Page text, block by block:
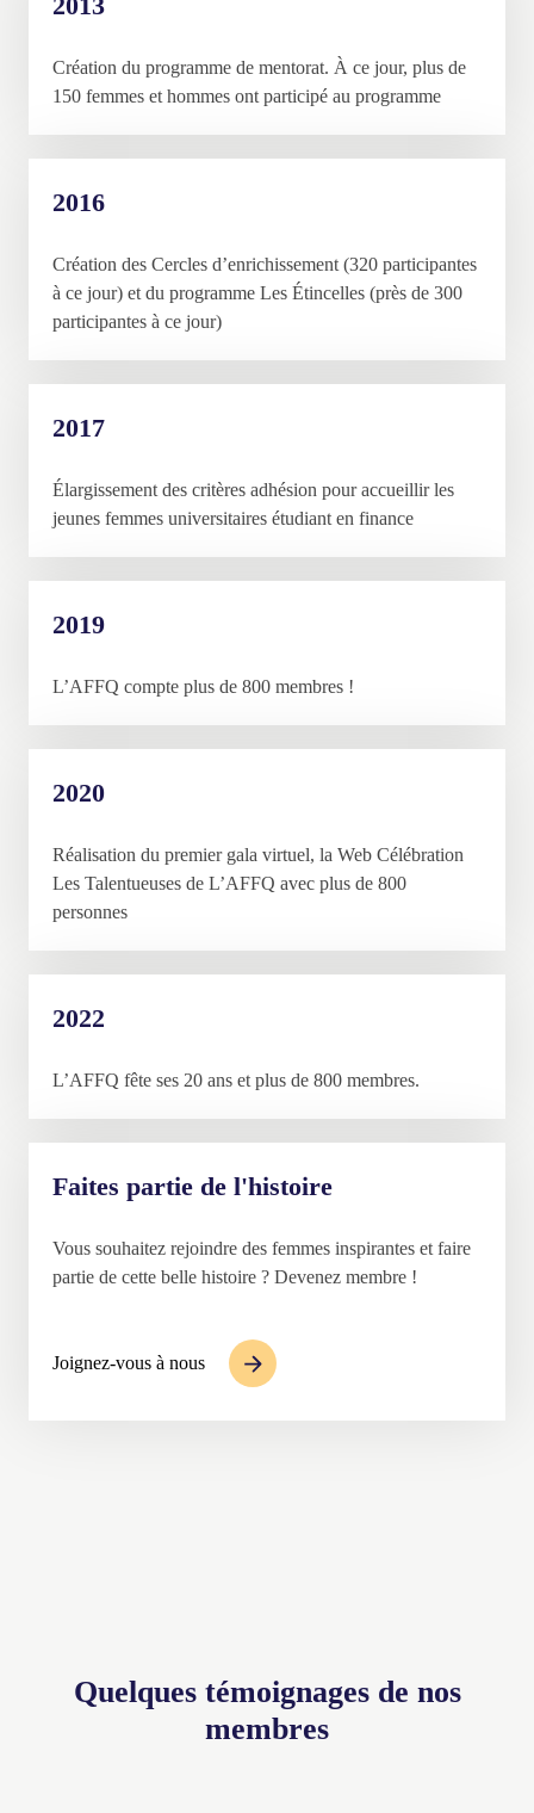
Création du programme de mentorat. À ce jour, plus de
150 femmes et hommes ont participé au programme
2016
Création des Cercles d’enrichissement (320 participantes
à ce jour) et du programme Les Étincelles (près de 300
participantes à ce jour)
2017
Élargissement des critères adhésion pour accueillir les
jeunes femmes universitaires étudiant en finance
2019
L’AFFQ compte plus de 800 membres !
2020
Réalisation du premier gala virtuel, la Web Célébration
Les Talentueuses de L’AFFQ avec plus de 800
personnes
2022
L’AFFQ fête ses 20 ans et plus de 800 membres.
Faites partie de l'histoire
Vous souhaitez rejoindre des femmes inspirantes et faire
partie de cette belle histoire ? Devenez membre !
Joignez-vous à nous
Quelques témoignages de nos
membres